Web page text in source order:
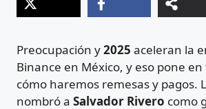
Preocupación y2025 aceleran la
Binance en México, y eso pone
cómo haremos remesas y pagos.
nombró a Salvador Rivero como